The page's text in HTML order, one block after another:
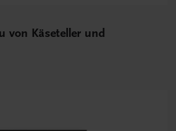
von Käseteller und